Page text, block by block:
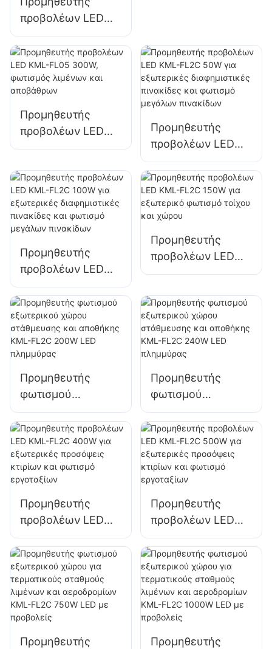
προβολέων LED
KML-FL05 240W,
κατάλληλος για
βιομηχανικές
εγκαταστάσεις,
πινακίδες και
φωτισμό μεγάλων
πινακίδων.
πάρκων
Προμηθευτής
προβολέων LED
KML-FL05 300W,
και αποβάθρων
Προμηθευτής
προβολέων LED
KML-FL2C 50W για
εξωτερικές
διαφημιστικές
πινακίδες και
πινακίδων
Προμηθευτής
προβολέων LED
KML-FL2C 100W
για εξωτερικές
διαφημιστικές
πινακίδες και
φωτισμό μεγάλων
Προμηθευτής
προβολέων LED
KML-FL2C 150W
φωτισμό τοίχου
και χώρου
Προμηθευτής
φωτισμού
εξωτερικού χώρου
στάθμευσης και
αποθήκης KML-
FL2C 200W LED
πλημμύρας
Προμηθευτής
φωτισμού
εξωτερικού χώρου
στάθμευσης και
αποθήκης KML-
FL2C 240W LED
πλημμύρας
Προμηθευτής
προβολέων LED
KML-FL2C 400W
για εξωτερικές
προσόψεις κτιρίων
και φωτισμό
εργοταξίων
Προμηθευτής
προβολέων LED
KML-FL2C 500W
για εξωτερικές
προσόψεις κτιρίων
και φωτισμό
εργοταξίων
Προμηθευτής
Προμηθευτής